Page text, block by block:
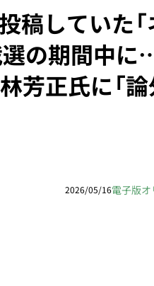
稿していた
選の期間中
芳正氏に「
2026/05/16電子版